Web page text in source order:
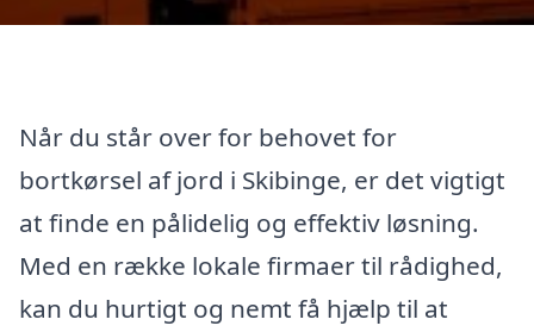
Når du står over for behovet for
bortkørsel af jord i Skibinge, er det vigtigt
at finde en pålidelig og effektiv løsning.
Med en række lokale firmaer til rådighed,
kan du hurtigt og nemt få hjælp til at